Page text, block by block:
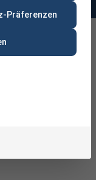
NICHT
Präferenzen